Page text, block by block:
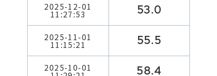
2025-12-01
11:27:53 53.0
2025-11-01
11:15:21 55.5
2025-10-01 58.4